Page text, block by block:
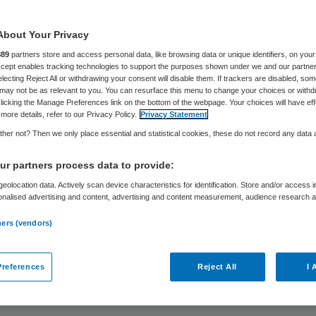
Eveline de Bont
was ik bij het Spoedzorg symposium van
Guus stelde voor om de discussies van die dag
Dat doe ik graag.
bij ons in de regio hebben elkaar namelijk
We kennen de redenen en de urgentie ervan:
vergrijzing, kwetsbare ouderen,
Your Privacy
partners store and access personal data, like browsing data or unique identifiers, on your
enables tracking technologies to support the purposes shown under we and our
Reject All or withdrawing your consent will disable them. If trackers are disabled,
not be as relevant to you. You can resurface this menu to change your choices or
the Manage Preferences link on the bottom of the webpage. Your choices will have
details, refer to our Privacy Policy. Privacy Statement
not? Then we only place essential and statistical cookies, these do not record any data
partners process data to provide:
data. Actively scan device characteristics for identification. Store and/or access
advertising and content, advertising and content measurement, audience research
(vendors)
Reject All I